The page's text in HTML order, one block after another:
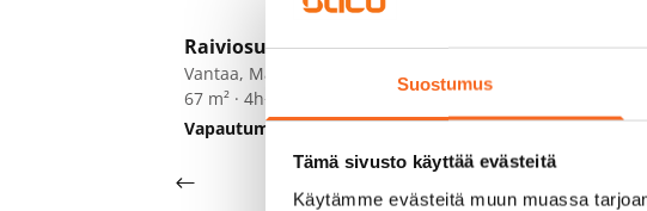
Suostumus
Tämä sivusto käyttää evästeitä
Käytämme evästeitä muun muassa
1/26
Raiviosuonmäki 9
Vantaa, Martinlaakso
67 m² · 4h+kk
Vapautumassa 1.11.
1 279 €
Raikukuja 4a
Vapautumassa